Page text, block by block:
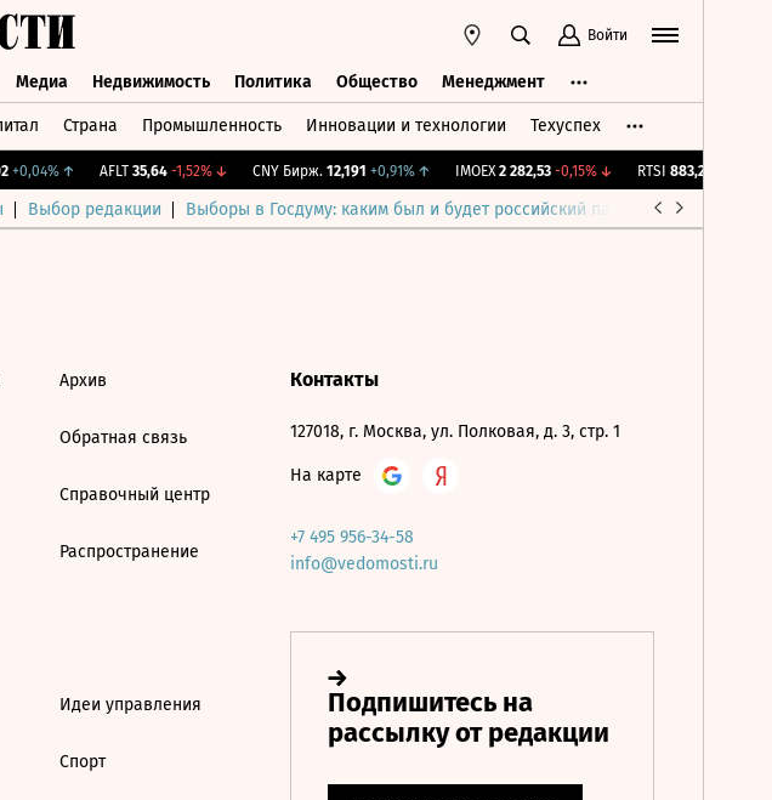
Войти
Медиа Недвижимость Политика Общество Менеджмент
Страна Промышленность Инновации и технологии Техуспех
+0,04%↑ AFLT 35,64 -1,52%↓ CNY Бирж. 12,191 +0,91%↑ IMOEX 2 282,53 -0,15%↓ RTSI 883,27
Выбор редакции Выборы в Госдуму: каким был и будет российский парламент
Архив
Обратная связь
Справочный центр
Распространение
Идеи управления
Спорт
Контакты
127018, г. Москва, ул. Полковая, д. 3, стр. 1
На карте
+7 495 956-34-58
info@vedomosti.ru